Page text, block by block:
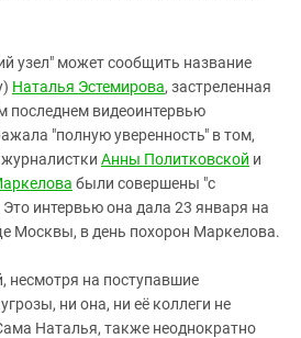
узел" может сообщить название
Наталья Эстемирова, застреленная
последнем видеоинтервью
"полную уверенность" в том,
журналистки Анны Политковской и
были совершены "с
интервью она дала 23 января на
Москвы, в день похорон Маркелова.
несмотря на поступавшие
ни она, ни её коллеги не
Наталья, также неоднократно